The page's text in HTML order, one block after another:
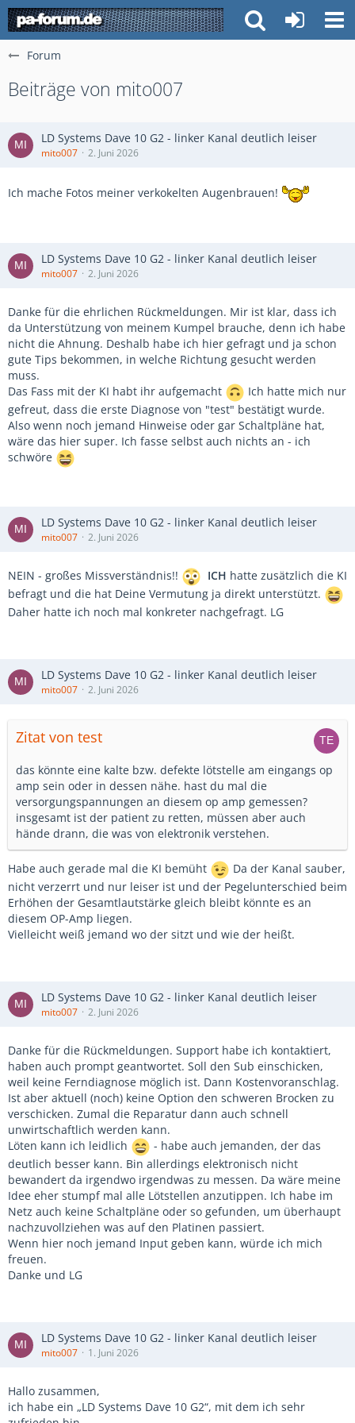
Forum
Beiträge von mito007
LD Systems Dave 10 G2 - linker Kanal deutlich leiser
mito007 2. Juni 2026
Ich mache Fotos meiner verkokelten Augenbrauen!
LD Systems Dave 10 G2 - linker Kanal deutlich leiser
mito007 2. Juni 2026
Danke für die ehrlichen Rückmeldungen. Mir ist klar, dass ich
da Unterstützung von meinem Kumpel brauche, denn ich habe
nicht die Ahnung. Deshalb habe ich hier gefragt und ja schon
gute Tips bekommen, in welche Richtung gesucht werden
muss.
Das Fass mit der KI habt ihr aufgemacht
Ich hatte mich nur
gefreut, dass die erste Diagnose von "test" bestätigt wurde.
Also wenn noch jemand Hinweise oder gar Schaltpläne hat,
wäre das hier super. Ich fasse selbst auch nichts an - ich
schwöre
LD Systems Dave 10 G2 - linker Kanal deutlich leiser
mito007 2. Juni 2026
NEIN - großes Missverständnis!! ICH hatte zusätzlich die KI
befragt und die hat Deine Vermutung ja direkt unterstützt.
Daher hatte ich noch mal konkreter nachgefragt. LG
LD Systems Dave 10 G2 - linker Kanal deutlich leiser
mito007 2. Juni 2026
Zitat von test
das könnte eine kalte bzw. defekte lötstelle am eingangs op
amp sein oder in dessen nähe. hast du mal die
versorgungspannungen an diesem op amp gemessen?
insgesamt ist der patient zu retten, müssen aber auch
hände drann, die was von elektronik verstehen.
Habe auch gerade mal die KI bemüht
Da der Kanal sauber,
nicht verzerrt und nur leiser ist und der Pegelunterschied beim
Erhöhen der Gesamtlautstärke gleich bleibt könnte es an
diesem OP-Amp liegen.
Vielleicht weiß jemand wo der sitzt und wie der heißt.
LD Systems Dave 10 G2 - linker Kanal deutlich leiser
mito007 2. Juni 2026
Danke für die Rückmeldungen. Support habe ich kontaktiert,
haben auch prompt geantwortet. Soll den Sub einschicken,
weil keine Ferndiagnose möglich ist. Dann Kostenvoranschlag.
Ist aber aktuell (noch) keine Option den schweren Brocken zu
verschicken. Zumal die Reparatur dann auch schnell
unwirtschaftlich werden kann.
Löten kann ich leidlich
- habe auch jemanden, der das
deutlich besser kann. Bin allerdings elektronisch nicht
bewandert da irgendwo irgendwas zu messen. Da wäre meine
Idee eher stumpf mal alle Lötstellen anzutippen. Ich habe im
Netz auch keine Schaltpläne oder so gefunden, um überhaupt
nachzuvollziehen was auf den Platinen passiert.
Wenn hier noch jemand Input geben kann, würde ich mich
freuen.
Danke und LG
LD Systems Dave 10 G2 - linker Kanal deutlich leiser
mito007 1. Juni 2026
Hallo zusammen,
ich habe ein „LD Systems Dave 10 G2“, mit dem ich sehr